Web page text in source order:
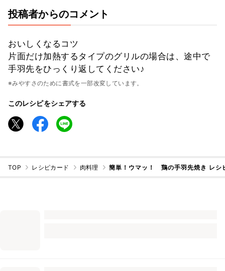
投稿者からのコメント
おいしくなるコツ
片面だけ加熱するタイプのグリルの場合は、途中で
手羽先をひっくり返してください♪
※みやすさのために書式を一部改変しています。
このレシピをシェアする
TOP レシピカード 肉料理 簡単！ウマッ！ 鶏の手羽先焼き レシ